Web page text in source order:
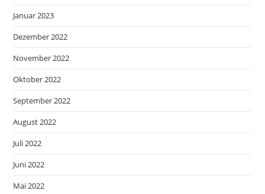
Januar 2023
Dezember 2022
November 2022
Oktober 2022
September 2022
August 2022
Juli 2022
Juni 2022
Mai 2022